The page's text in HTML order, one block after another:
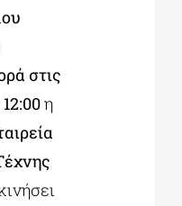
στις
12:00η